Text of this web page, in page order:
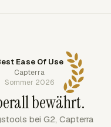
Ease Of Use
Capterra
Sommer 2026
bewährt.
bei G2, Capterra